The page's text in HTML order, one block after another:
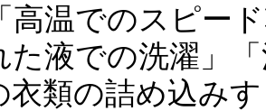
高温でのスピー
た液での洗濯」
衣類の詰め込み